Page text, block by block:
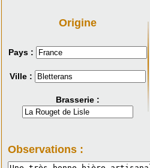
Origine
Pays :
Ville :
Brasserie :
Observations :